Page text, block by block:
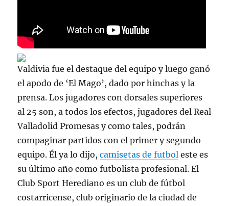
Valdivia fue el destaque del equipo y luego ganó
el apodo de ‘El Mago’, dado por hinchas y la
prensa. Los jugadores con dorsales superiores
al 25 son, a todos los efectos, jugadores del Real
Valladolid Promesas y como tales, podrán
compaginar partidos con el primer y segundo
equipo. Él ya lo dijo,camisetas de futbol este es
su último año como futbolista profesional. El
Club Sport Herediano es un club de fútbol
costarricense, club originario de la ciudad de